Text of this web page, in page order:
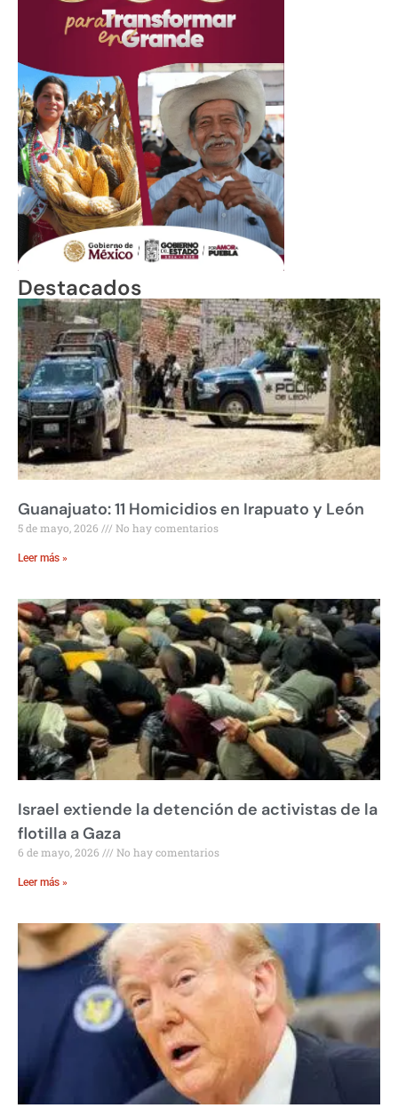
Destacados
Guanajuato: 11 Homicidios en Irapuato y León
5 de mayo, 2026 No hay comentarios
Leer más »
Israel extiende la detención de activistas de la
flotilla a Gaza
6 de mayo, 2026 No hay comentarios
Leer más »